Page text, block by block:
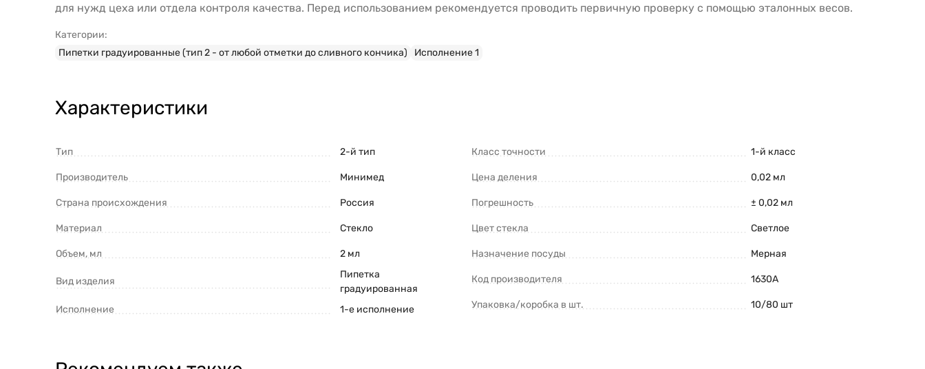
для нужд цеха или отдела контроля качества. Перед использованием рекомендуется проводить первичную проверку с помощью эталонных весов.
Категории:
Пипетки градуированные (тип 2 - от любой отметки до сливного кончика)
Исполнение 1
Характеристики
Тип 2-й тип
Производитель Минимед
Страна происхождения Россия
Материал Стекло
Объем, мл 2 мл
Вид изделия
Пипетка
градуированная
Исполнение
1-е исполнение
Класс точности 1-й класс
Цена деления 0,02 мл
Погрешность ± 0,02 мл
Цвет стекла Светлое
Назначение посуды Мерная
Код производителя 1630A
Упаковка/коробка в шт. 10/80 шт